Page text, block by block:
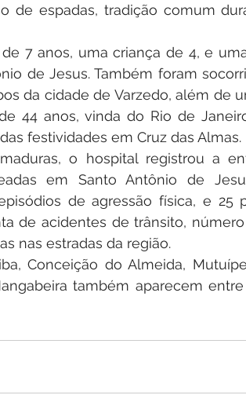
de espadas, tradição comum
7 anos, uma criança de 4, e
de Jesus. Também foram
da cidade de Varzedo, além de
44 anos, vinda do Rio de
festividades em Cruz das Almas.
o hospital registrou a
em Santo Antônio de
de agressão física, e 25
de acidentes de trânsito,
nas estradas da região.
Conceição do Almeida,
também aparecem